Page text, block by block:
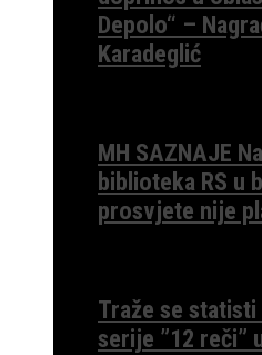
Depolo“ –
Karadeglić
MH SAZNAJE
biblioteka RS u
prosvjete nije
Traže se
serije ”12 reči”